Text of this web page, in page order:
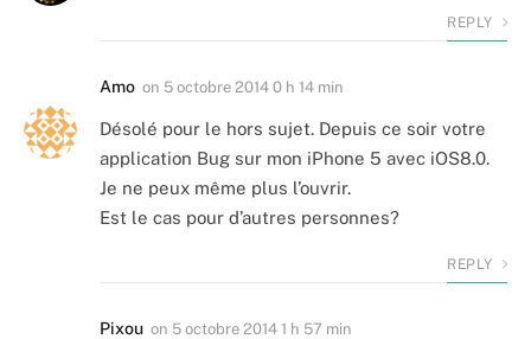
REPLY
Amo on 5 octobre 2014 0 h 14 min
Désolé pour le hors sujet. Depuis ce soir votre
application Bug sur mon iPhone 5 avec iOS8.0.
Je ne peux même plus l’ouvrir.
Est le cas pour d’autres personnes?
REPLY
Pixou on 5 octobre 2014 1 h 57 min